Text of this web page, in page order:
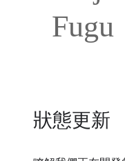
狀態更新